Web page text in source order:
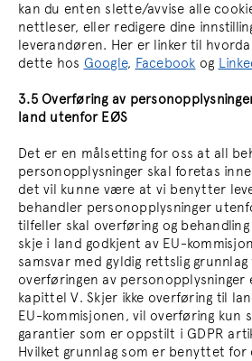
kan du enten slette/avvise alle
nettleser, eller redigere dine
leverandøren. Her er linker til
dette hos Google, Facebook og
3.5 Overføring av
land utenfor EØS
Det er en målsetting for oss at all
personopplysninger skal foretas
det vil kunne være at vi benytter
behandler personopplysninger
tilfeller skal overføring og
skje i land godkjent av EU-
samsvar med gyldig rettslig grunnlag
overføringen av personopplysninger
kapittel V. Skjer ikke overføring til
EU-kommisjonen, vil overføring kun
garantier som er oppstilt i GDPR
Hvilket grunnlag som er benyttet for